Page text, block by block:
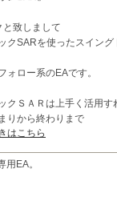
と致しまして
クSARを使ったスイング
ォロー系のEAです。
クＳＡＲは上手く活用す
りから終わりまで
益に変えることが出来る
はこちら
用EA。